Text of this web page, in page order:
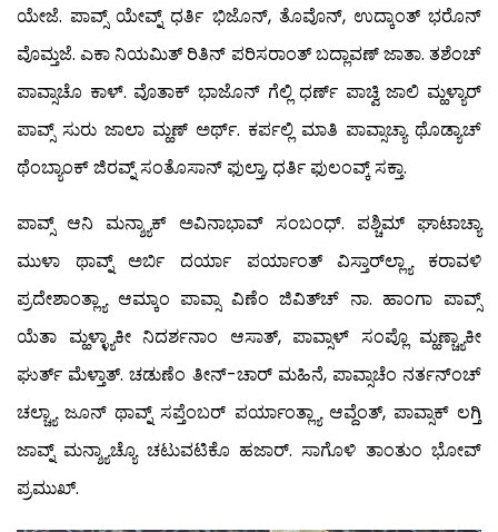
ಯೇಜೆ. ಪಾವ್ಸ್ ಯೇವ್ನ್ ಧರ್ತಿ ಭಿಜೊನ್, ತೊವೊನ್, ಉದ್ಕಾಂತ್ ಭರೊನ್
ವೊಮ್ತಜೆ. ಎಕಾ ನಿಯಮಿತ್ ರಿತಿನ್ ಪರಿಸರಾಂತ್ ಬದ್ಲಾವಣ್ ಜಾತಾ. ತಶೆಂಚ್
ಪಾವ್ಸಾಚೊ ಕಾಳ್. ವೊತಾಕ್ ಭಾಜೊನ್ ಗೆಲ್ಲಿ ಧರ್ಣ್ ಪಾಚ್ವಿ ಜಾಲಿ ಮ್ಹಳ್ಯಾರ್
ಪಾವ್ಸ್ ಸುರು ಜಾಲಾ ಮ್ಹಣ್ ಅರ್ಥ್. ಕರ್ಪಲ್ಲಿ ಮಾತಿ ಪಾವ್ಸಾಚ್ಯಾ ಥೊಡ್ಯಾಚ್
ಥೆಂಬ್ಯಾಂಕ್ ಜಿರವ್ನ್ ಸಂತೊಸಾನ್ ಫುಲ್ತಾ, ಧರ್ತಿ ಫುಲಂವ್ಕ್ ಸಕ್ತಾ.
ಪಾವ್ಸ್ ಆನಿ ಮನ್ಶ್ಯಾಕ್ ಅವಿನಾಭಾವ್ ಸಂಬಂಧ್. ಪಶ್ಚಿಮ್ ಘಾಟಾಚ್ಯಾ
ಮುಳಾ ಥಾವ್ನ್ ಅರ್ಬಿ ದರ್ಯಾ ಪರ್ಯಾಂತ್ ವಿಸ್ತಾರ್‌ಲ್ಲ್ಯಾ ಕರಾವಳಿ
ಪ್ರದೇಶಾಂತ್ಲ್ಯಾ ಆಮ್ಕಾಂ ಪಾವ್ಸಾ ವಿಣೆಂ ಜಿವಿತ್‍ಚ್ ನಾ. ಹಾಂಗಾ ಪಾವ್ಸ್
ಯೆತಾ ಮ್ಹಳ್ಳ್ಯಾಕೀ ನಿದರ್ಶನಾಂ ಆಸಾತ್, ಪಾವ್ಸಾಳ್ ಸಂಪ್ಲೊ ಮ್ಹಣ್ಚ್ಯಾಕೀ
ಘುರ್ತ್ ಮೆಳ್ತಾತ್. ಚಡುಣೆಂ ತೀನ್-ಚಾರ್ ಮಹಿನೆ, ಪಾವ್ಸಾಚೆಂ ನರ್ತನ್‍ಂಚ್
ಚಲ್ಚ್ಯಾ ಜೂನ್ ಥಾವ್ನ್ ಸಪ್ತೆಂಬರ್ ಪರ್ಯಾಂತ್ಲ್ಯಾ ಆವ್ದೆಂತ್, ಪಾವ್ಸಾಕ್ ಲಗ್ತಿ
ಜಾವ್ನ್ ಮನ್ಶ್ಯಾಚ್ಯೊ ಚಟುವಟಿಕೊ ಹಜಾರ್. ಸಾಗೊಳಿ ತಾಂತುಂ ಭೋವ್
ಪ್ರಮುಖ್.